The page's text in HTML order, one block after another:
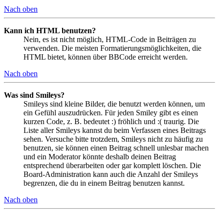
Nach oben
Kann ich HTML benutzen?
Nein, es ist nicht möglich, HTML-Code in Beiträgen zu
verwenden. Die meisten Formatierungsmöglichkeiten, die
HTML bietet, können über BBCode erreicht werden.
Nach oben
Was sind Smileys?
Smileys sind kleine Bilder, die benutzt werden können, um
ein Gefühl auszudrücken. Für jeden Smiley gibt es einen
kurzen Code, z. B. bedeutet :) fröhlich und :( traurig. Die
Liste aller Smileys kannst du beim Verfassen eines Beitrags
sehen. Versuche bitte trotzdem, Smileys nicht zu häufig zu
benutzen, sie können einen Beitrag schnell unlesbar machen
und ein Moderator könnte deshalb deinen Beitrag
entsprechend überarbeiten oder gar komplett löschen. Die
Board-Administration kann auch die Anzahl der Smileys
begrenzen, die du in einem Beitrag benutzen kannst.
Nach oben